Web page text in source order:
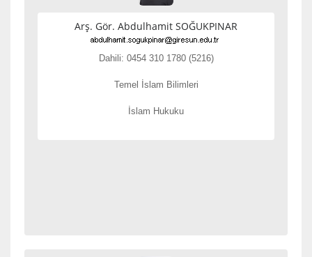
Arş. Gör. Abdulhamit SOĞUKPINAR
Dahili: 0454 310 1780 (5216)
Temel İslam Bilimleri
İslam Hukuku